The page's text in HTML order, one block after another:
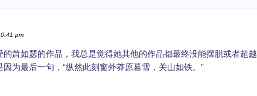
pm
的萧如瑟的作品，我总是觉得她其他的作品都最终没能摆脱或者超越
为最后一句，“纵然此刻窗外莽原暮雪，关山如铁。”